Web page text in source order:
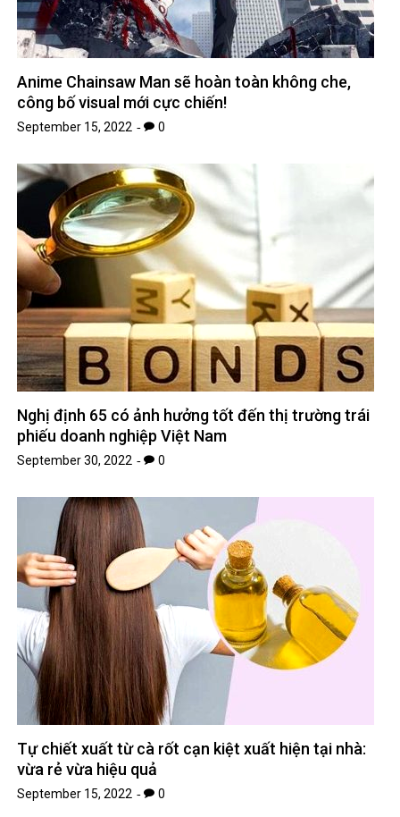
Anime Chainsaw Man sẽ hoàn toàn không che,
công bố visual mới cực chiến!
September 15, 2022 0
Nghị định 65 có ảnh hưởng tốt đến thị trường trái
phiếu doanh nghiệp Việt Nam
September 30, 2022 0
Tự chiết xuất từ ​​cà rốt cạn kiệt xuất hiện tại nhà:
vừa rẻ vừa hiệu quả
September 15, 2022 0